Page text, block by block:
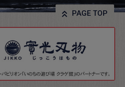
PAGE TOP